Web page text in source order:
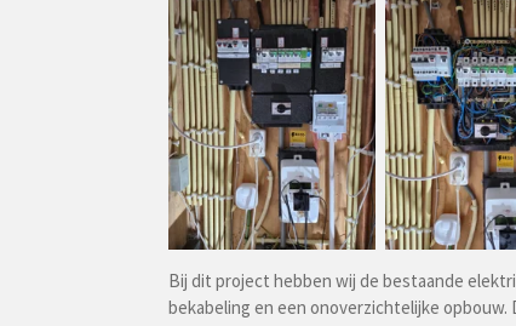
Bij dit project hebben wij de bestaande
bekabeling en een onoverzichtelijke